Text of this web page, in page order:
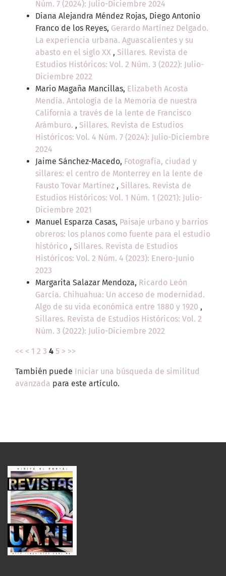
Núm. 7 (2024): Julio-Diciembre 2024
Diana Alejandra Méndez Rojas, Diego Antonio
Franco de los Reyes, Gerardo Martínez Delgado.
La experiencia urbana. Aguascalientes y su
abasto en el siglo XX , Sillares. Revista de
Estudios Históricos: Vol. 2 Núm. 3 (2022): Julio-
Diciembre 2022
Mario Magaña Mancillas, Elizabeth Acosta
Mendía. Antología de la Memoria de nuestra
California a través de la lente de Francisco
Arámburo. , Sillares. Revista de Estudios
Históricos: Vol. 4 Núm. 7 (2024): Julio-Diciembre
2024
Jaime Sánchez-Macedo, Fotografía, ciudad y
sillares: el centro de Monterrey en la lente de
Fausto Tovar Martínez , Sillares. Revista de
Estudios Históricos: Vol. 1 Núm. 1 (2021): Julio-
Diciembre 2021
Manuel Esparza Casas, Paisaje urbano y barrios
obreros: los planos como fuente para el estudio
histórico , Sillares. Revista de Estudios
Históricos: Vol. 2 Núm. 4 (2023): Enero-Junio
2023
Margarita Salazar Mendoza, Ricardo León
García. Chihuahua: Un acceso de modernidad.
Algo de su vida económica entre 1880 y 1920 ,
Sillares. Revista de Estudios Históricos: Vol. 2
Núm. 3 (2022): Julio-Diciembre 2022
<< < 1 2 3 4 5 > >>
También puede Iniciar una búsqueda de similitud
avanzada para este artículo.